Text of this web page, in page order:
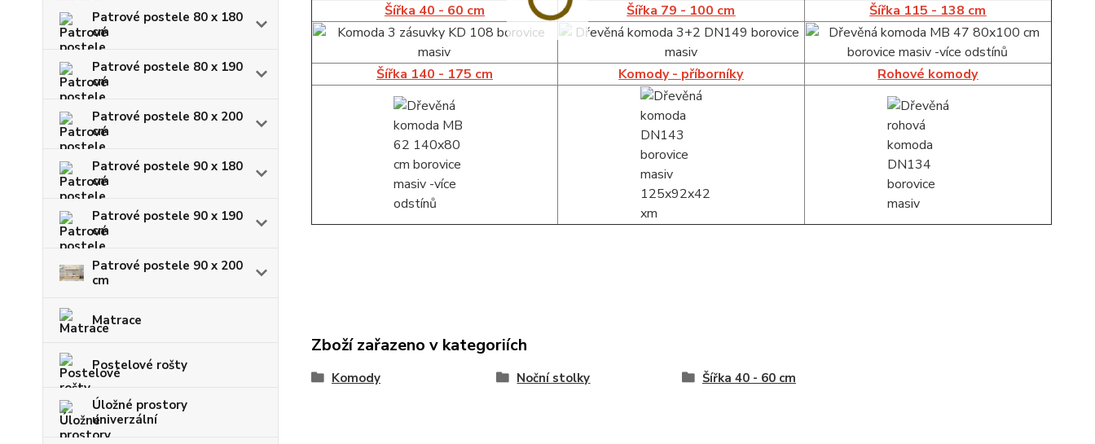
Patrové postele 80 x 180
cm
Patrové postele 80 x 190
cm
Patrové postele 80 x 200
cm
Patrové postele 90 x 180
cm
Patrové postele 90 x 190
cm
Patrové postele 90 x 200
cm
Matrace
Postelové rošty
Úložné prostory
univerzální
Šířka 40 - 60 cm Šířka 79 - 100 cm Šířka 115 - 138 cm
Šířka 140 - 175 cm Komody - příborníky Rohové komody
Zboží zařazeno v kategoriích
Komody Noční stolky Šířka 40 - 60 cm